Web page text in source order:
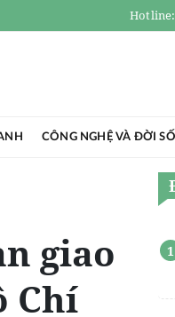
Hotline:
CÔNG NGHỆ VÀ ĐỜI
giao
Chí